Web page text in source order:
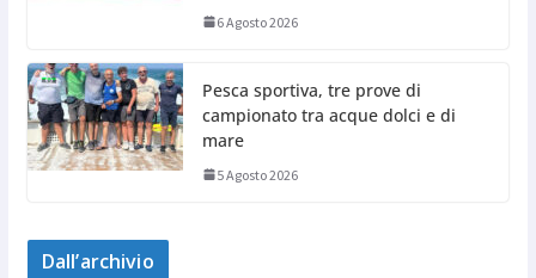
6 Agosto 2026
Pesca sportiva, tre prove di
campionato tra acque dolci e di
mare
5 Agosto 2026
Dall’archivio